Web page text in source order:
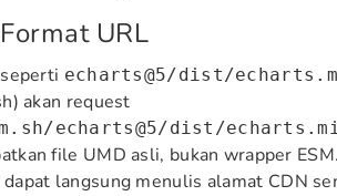
URL
echarts@5/dist/
akan request
echarts@5/dist/
file UMD asli, bukan wrapper ESM.
dapat langsung menulis alamat CDN